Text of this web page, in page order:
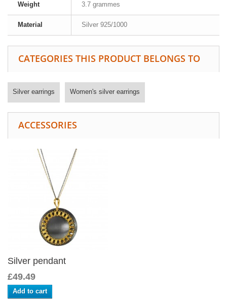
Weight 3.7 grammes
Material Silver 925/1000
CATEGORIES THIS PRODUCT BELONGS TO
Silver earrings Women's silver earrings
ACCESSORIES
Silver pendant
£49.49
Add to cart